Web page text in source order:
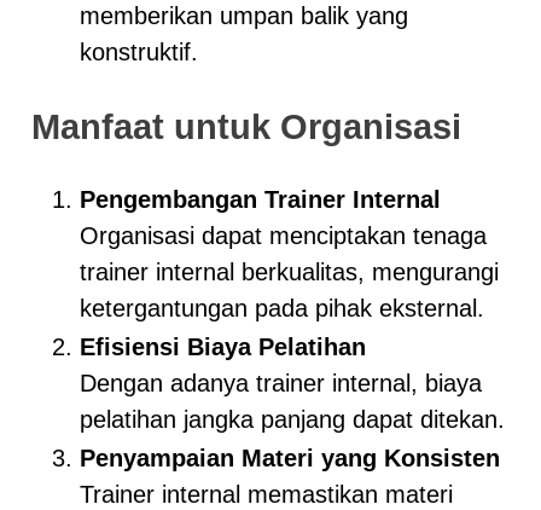
memberikan umpan balik yang
konstruktif.
Manfaat untuk Organisasi
Pengembangan Trainer Internal
Organisasi dapat menciptakan tenaga
trainer internal berkualitas, mengurangi
ketergantungan pada pihak eksternal.
Efisiensi Biaya Pelatihan
Dengan adanya trainer internal, biaya
pelatihan jangka panjang dapat ditekan.
Penyampaian Materi yang Konsisten
Trainer internal memastikan materi